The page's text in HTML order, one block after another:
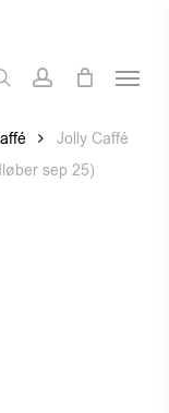
searchaccount
Menu
Jolly Caffé
sep 25)